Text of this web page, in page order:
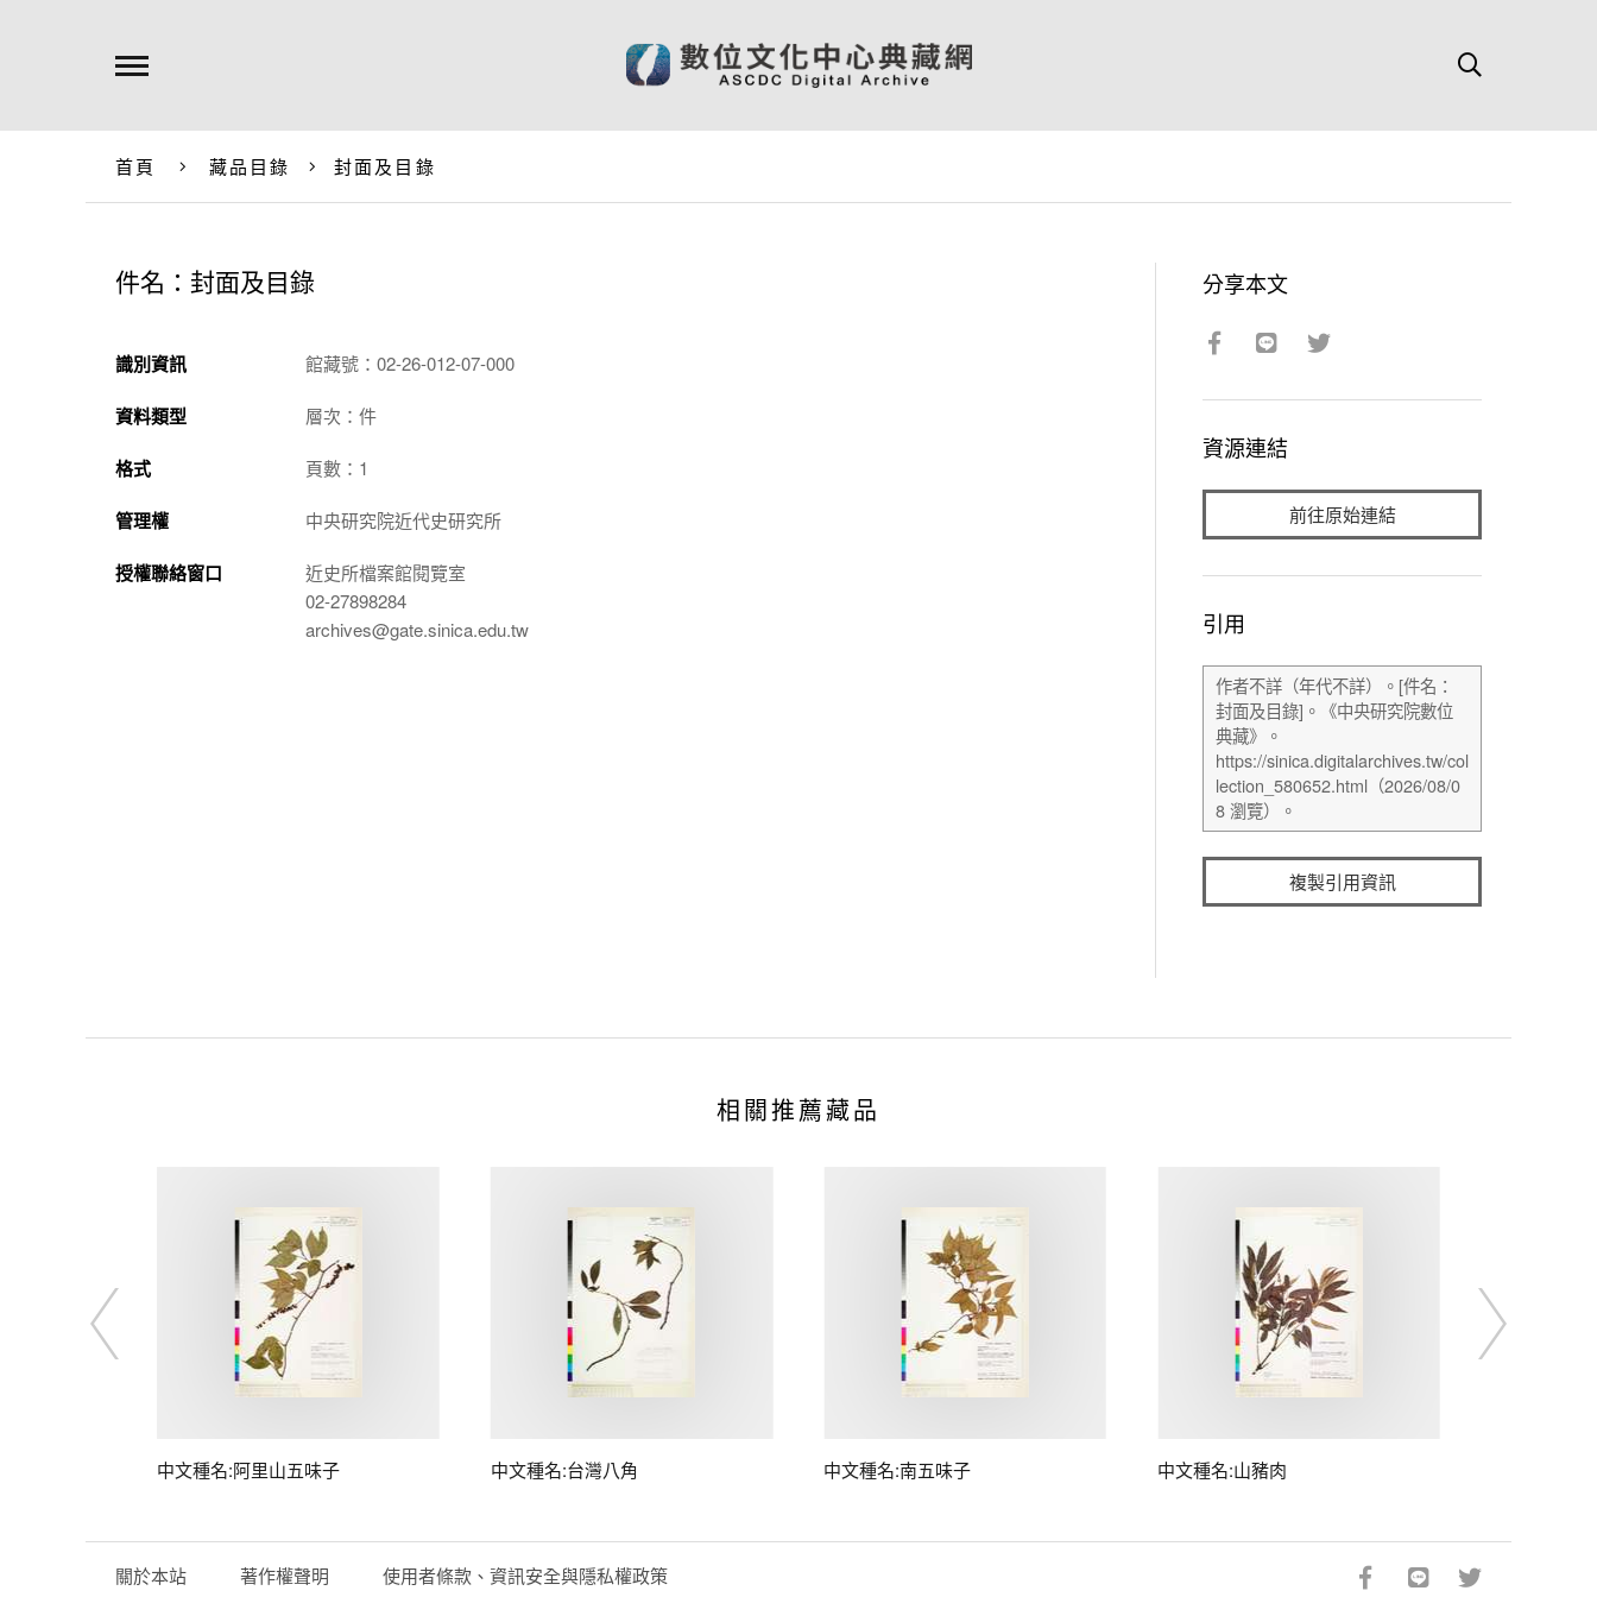
首頁 藏品目錄 封面及目錄
件名：封面及目錄
識別資訊 館藏號：02-26-012-07-000
資料類型 層次：件
格式 頁數：1
管理權 中央研究院近代史研究所
授權聯絡窗口
近史所檔案館閱覽室
02-27898284
archives@gate.sinica.edu.tw
分享本文
資源連結
前往原始連結
引用
複製引用資訊
相關推薦藏品
中文種名:阿里山五味子 中文種名:台灣八角 中文種名:南五味子 中文種名:山豬肉
關於本站 著作權聲明 使用者條款、資訊安全與隱私權政策